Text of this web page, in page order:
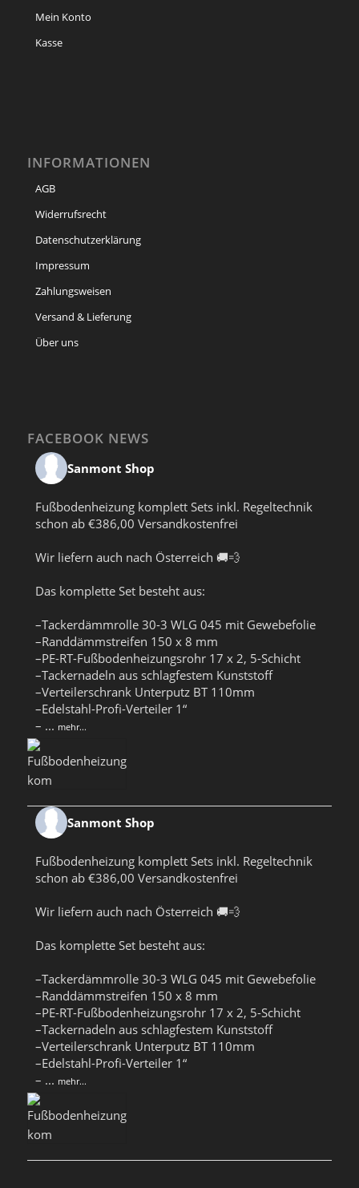
Mein Konto
Kasse
INFORMATIONEN
AGB
Widerrufsrecht
Datenschutzerklärung
Impressum
Zahlungsweisen
Versand & Lieferung
Über uns
FACEBOOK NEWS
Sanmont Shop
Fußbodenheizung komplett Sets inkl. Regeltechnik
schon ab €386,00 Versandkostenfrei
Wir liefern auch nach Österreich 🚚💨
Das komplette Set besteht aus:
–Tackerdämmrolle 30-3 WLG 045 mit Gewebefolie
–Randdämmstreifen 150 x 8 mm
–PE-RT-Fußbodenheizungsrohr 17 x 2, 5-Schicht
–Tackernadeln aus schlagfestem Kunststoff
–Verteilerschrank Unterputz BT 110mm
–Edelstahl-Profi-Verteiler 1“
– ... mehr...
Sanmont Shop
Fußbodenheizung komplett Sets inkl. Regeltechnik
schon ab €386,00 Versandkostenfrei
Wir liefern auch nach Österreich 🚚💨
Das komplette Set besteht aus:
–Tackerdämmrolle 30-3 WLG 045 mit Gewebefolie
–Randdämmstreifen 150 x 8 mm
–PE-RT-Fußbodenheizungsrohr 17 x 2, 5-Schicht
–Tackernadeln aus schlagfestem Kunststoff
–Verteilerschrank Unterputz BT 110mm
–Edelstahl-Profi-Verteiler 1“
– ... mehr...